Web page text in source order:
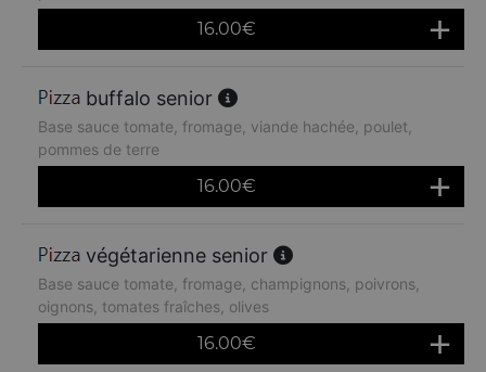
16.00€
buffalo senior
Base sauce tomate, fromage, viande hachée, poulet,
pommes de terre
16.00€
végétarienne senior
Base sauce tomate, fromage, champignons, poivrons,
oignons, tomates fraîches, olives
16.00€